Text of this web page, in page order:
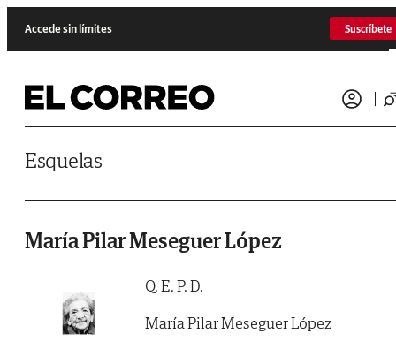
Accede sin límites Suscríbete
Esquelas
María Pilar Meseguer López
Q. E. P. D.
María Pilar Meseguer López